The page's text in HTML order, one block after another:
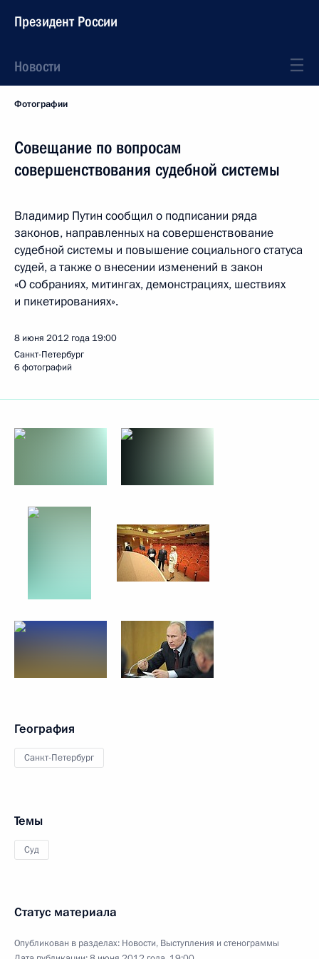
Президент России
Новости
Фотографии
Совещание по вопросам
совершенствования судебной системы
Владимир Путин сообщил о подписании ряда
законов, направленных на совершенствование
судебной системы и повышение социального статуса
судей, а также о внесении изменений в закон
«О собраниях, митингах, демонстрациях, шествиях
и пикетированиях».
8 июня 2012 года 19:00
Санкт-Петербург
6 фотографий
География
Санкт-Петербург
Темы
Суд
Статус материала
Опубликован в разделах: Новости, Выступления и стенограммы